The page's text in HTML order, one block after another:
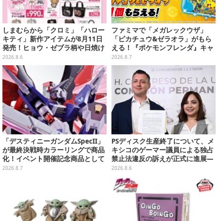
しまむらから「クロミ」「ハロー
キティ」新作アイテムが8月11日
発売！ヒョウ・ゼブラ柄や日焼け
デザインの可愛い雑貨・アパレル
など多数
2026.8.6
ファミマで「メガレックウザ」
「ピカチュウ&ゼラオラ」がもら
える！『ポケモンフレンダ』キャ
ンペーンが8月11日開始
2026.8.7
「デスティニーガンダムSpecII」
が最終決戦時カラーリングで商品
化！イベント開催記念商品として
METAL ROBOT魂に新登場
2026.8.7
PSディスク生産終了について、メ
キシコのゲーマー議員による独占
禁止法違反の訴えが正式に進展―
「テクノロジーは自由を拡大する
ために役立つべき」
2026.8.6